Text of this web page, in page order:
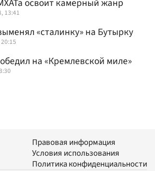
13:41
«сталинку» на Бутырку
на «Кремлевской миле»
Правовая информация
Условия использования
Политика конфиденциальности